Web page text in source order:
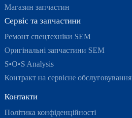
Магазин запчастин
Сервіс та запчастини
Ремонт спецтехніки SEM
Оригінальні запчастини SEM
S•O•S Analysis
Контракт на сервісне обслуговування
Контакти
Політика конфіденційності